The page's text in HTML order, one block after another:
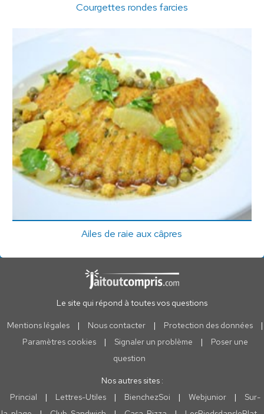
Courgettes rondes farcies
Ailes de raie aux câpres
Le site qui répond à toutes vos questions
Mentions légales | Nous contacter | Protection des données
|
Paramètres cookies
| Signaler un problème |
Poser une
question
Nos autres sites :
Princial
| Lettres-Utiles | BienchezSoi | Webjunior |
Sur-